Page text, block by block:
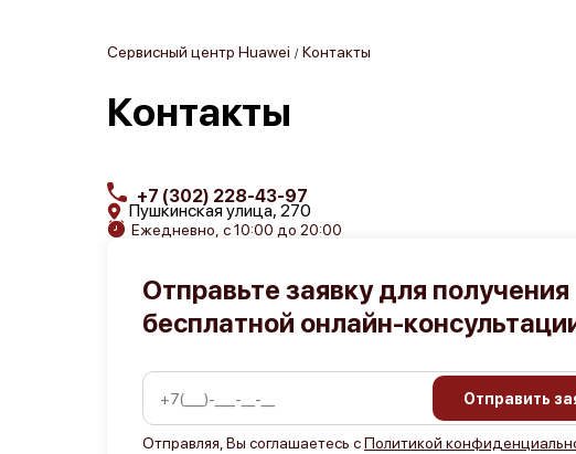
Сервисный центр Huawei / Контакты
Контакты
+7 (302) 228-43-97
Пушкинская улица, 270
Ежедневно, с 10:00 до 20:00
Отправьте заявку для получения
бесплатной онлайн-
Отправить
Отправляя, Вы соглашаетесь сПолитикой